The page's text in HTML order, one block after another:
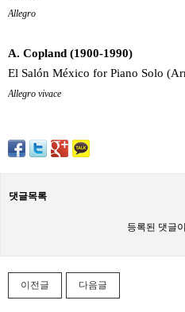
Allegro
A. Copland (1900-1990)
El Salón México for Piano Solo
Allegro vivace
댓글목록
등록된 댓글
이전글 다음글